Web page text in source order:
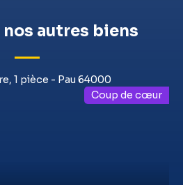
nos autres biens
Coup de cœur